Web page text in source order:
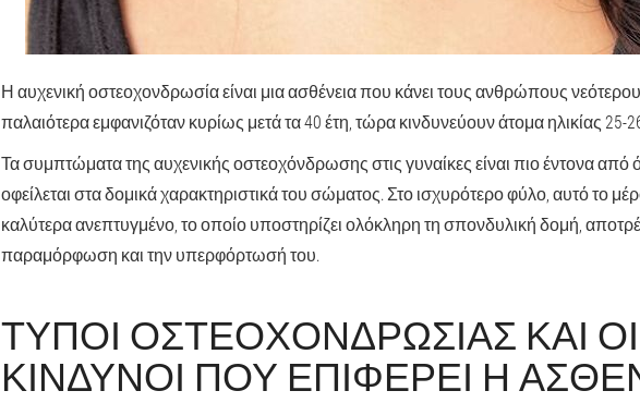
Η αυχενική οστεοχονδρωσία είναι μια ασθένεια που κάνει τους ανθρώπους
παλαιότερα εμφανιζόταν κυρίως μετά τα 40 έτη, τώρα κινδυνεύουν άτομα ηλικίας 25-
Τα συμπτώματα της αυχενικής οστεοχόνδρωσης στις γυναίκες είναι πιο έντονα από
οφείλεται στα δομικά χαρακτηριστικά του σώματος. Στο ισχυρότερο φύλο, αυτό το
καλύτερα ανεπτυγμένο, το οποίο υποστηρίζει ολόκληρη τη σπονδυλική δομή,
παραμόρφωση και την υπερφόρτωσή του.
ΤΎΠΟΙ ΟΣΤΕΟΧΟΝΔΡΩΣΊΑΣ ΚΑΙ ΟΙ
ΚΊΝΔΥΝΟΙ ΠΟΥ ΕΠΙΦΈΡΕΙ Η